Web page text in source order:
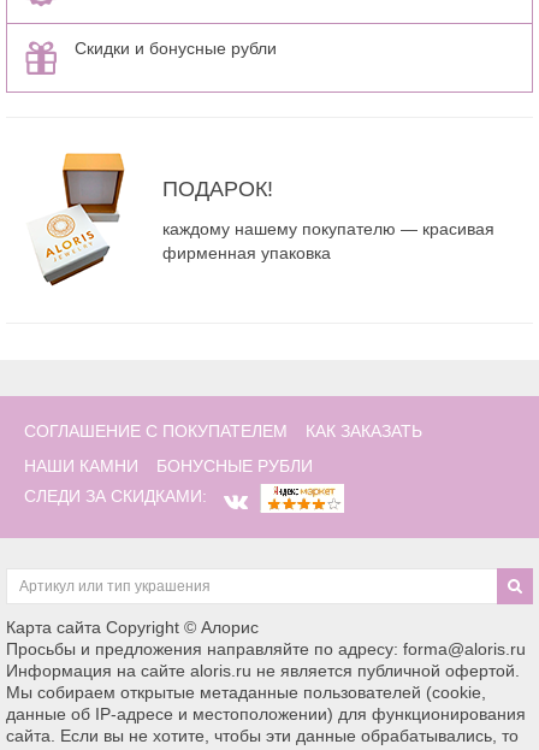
Скидки и бонусные рубли
ПОДАРОК!
каждому нашему покупателю — красивая
фирменная упаковка
СОГЛАШЕНИЕ С ПОКУПАТЕЛЕМ
КАК ЗАКАЗАТЬ
НАШИ КАМНИ
БОНУСНЫЕ РУБЛИ
СЛЕДИ ЗА СКИДКАМИ:
Карта сайта Copyright © Алорис
Просьбы и предложения направляйте по адресу: forma@aloris.ru
Информация на сайте aloris.ru не является публичной офертой.
Мы собираем открытые метаданные пользователей (cookie,
данные об IP-адресе и местоположении) для функционирования
сайта. Если вы не хотите, чтобы эти данные обрабатывались, то